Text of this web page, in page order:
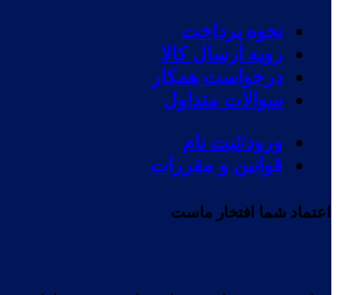
نحوه پرداخت
رویه ارسال کالا
درخواست همکار
سوالات متداول
ورود/ثبت نام
قوانین و مقررات
اعتماد شما افتخار ماست